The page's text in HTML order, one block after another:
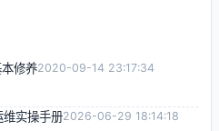
修养2020-09-14 23:17:34
实操手册2026-06-29 18:14:18